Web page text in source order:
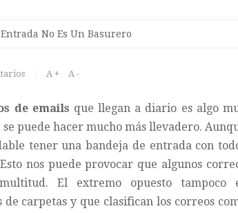
No Es Un Basurero
A + A -
de emails que llegan a diario es algo
se puede hacer mucho más llevadero.
tener una bandeja de entrada con
nos puede provocar que algunos
El extremo opuesto tampoco
carpetas y que clasifican los correos